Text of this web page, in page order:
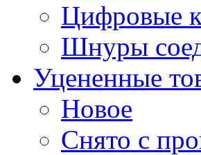
Цифровые
Шнуры
Уцененные
Новое
Снято с